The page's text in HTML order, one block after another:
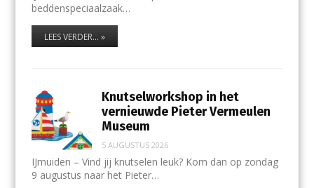
beddenspeciaalzaak…
LEES VERDER... »
Knutselworkshop in het
vernieuwde Pieter Vermeulen
Museum
5 AUGUSTUS 2026
IJmuiden – Vind jij knutselen leuk? Kom dan op zondag
9 augustus naar het Pieter…